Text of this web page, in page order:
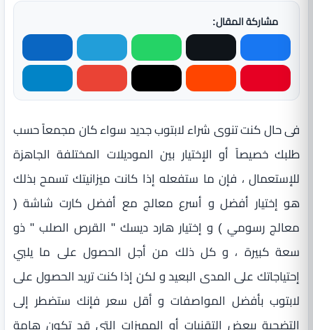
مشاركة المقال:
فى حال كنت تنوى شراء لابتوب جديد سواء كان مجمعاً حسب
طلبك خصيصاً أو الإختيار بين الموديلات المختلفة الجاهزة
للإستعمال ، فإن ما ستفعله إذا كانت ميزانيتك تسمح بذلك
هو إختيار أفضل و أسرع معالج مع أفضل كارت شاشة (
معالج رسومي ) و إختيار هارد ديسك " القرص الصلب " ذو
سعة كبيرة ، و كل ذلك من أجل الحصول على ما يلبي
إحتياجاتك على المدى البعيد و لكن إذا كنت تريد الحصول على
لابتوب بأفضل المواصفات و أقل سعر فإنك ستضطر إلى
التضحية ببعض التقنيات أو المميزات التى قد تكون هامة